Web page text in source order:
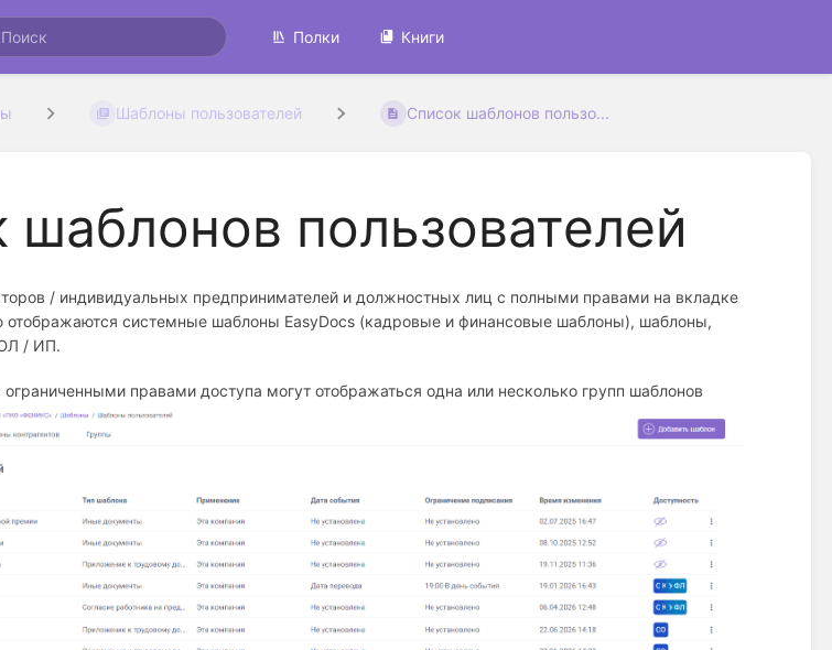
Полки Книги
Шаблоны пользователей Список шаблонов пользо...
шаблонов пользователей
/ индивидуальных предпринимателей и должностных лиц с полными правами на вкладке
отображаются системные шаблоны EasyDocs (кадровые и финансовые шаблоны), шаблоны,
/ ИП.
правами доступа могут отображаться одна или несколько групп шаблонов